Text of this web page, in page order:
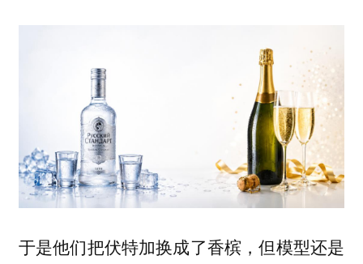
于是他们把伏特加换成了香槟，但模型还是